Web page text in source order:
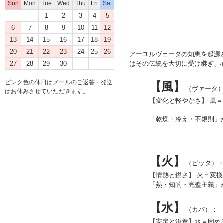
Sun Mon Tue Wed Thu Fri Sat
1 2 3 4
5
6
7 8 9 10 11
12
13
14 15 16 17 18
19
20
21 22 23 24 25
26
27
28 29 30
ピンク色の休日はメールのご返答・発送
はお休みさせていただきます。
アーユルヴェーダの知恵を起
はその伝統を大切に受け継ぎ
【風】
（ヴァータ
【変化と軽やかさ】 風
「乾燥・冷え・不規則
【火】
（ピッタ）
【情熱と鋭さ】 火＝変
「熱・知的・完璧主義
【水】
（カパ）：
【安定と滋養】水＝固